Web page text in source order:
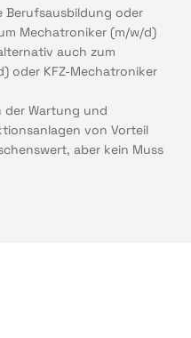
Berufsausbildung oder
Mechatroniker (m/w/d)
auch zum
oder KFZ-Mechatroniker
der Wartung und
von Vorteil
aber kein Muss